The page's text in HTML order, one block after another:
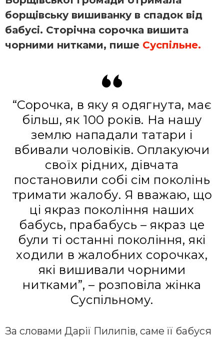
борщівську вишиванку в спадок від
бабусі. Сторічна сорочка вишита
чорними нитками, пише Суспільне.
“Сорочка, в яку я одягнута, має
більш, як 100 років. На нашу
землю нападали татари і
вбивали чоловіків. Оплакуючи
своїх рідних, дівчата
постановили собі сім поколінь
тримати жалобу. Я вважаю, що
ці якраз покоління наших
бабусь, прабабусь – якраз це
були ті останні покоління, які
ходили в жалобних сорочках,
які вишивали чорними
нитками”, – розповіла жінка
Суспільному.
За словами Дарії Пилипів, саме її бабуся